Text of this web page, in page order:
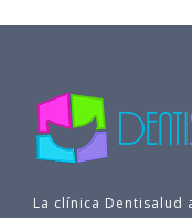
La clínica Dentisalud